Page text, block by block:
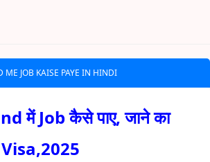
ME JOB KAISE PAYE IN HINDI
में Job कैसे पाए, जाने का
Visa,2025